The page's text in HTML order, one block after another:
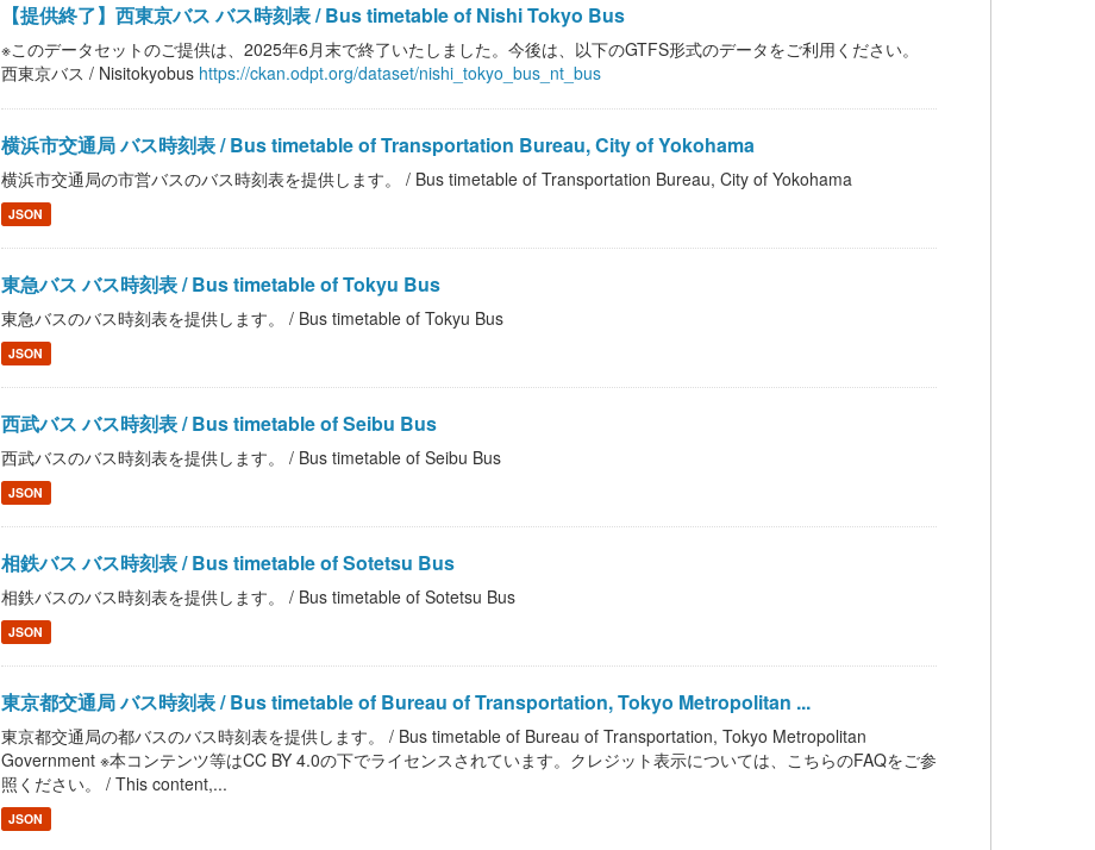
【提供終了】西東京バス バス時刻表 / Bus timetable of Nishi Tokyo Bus
※このデータセットのご提供は、2025年6月末で終了いたしました。今後は、以下のGTFS形式のデータをご利用ください。
西東京バス / Nisitokyobus https://ckan.odpt.org/dataset/nishi_tokyo_bus_nt_bus
横浜市交通局 バス時刻表 / Bus timetable of Transportation Bureau, City of Yokohama
横浜市交通局の市営バスのバス時刻表を提供します。 / Bus timetable of Transportation Bureau, City of Yokohama
JSON
東急バス バス時刻表 / Bus timetable of Tokyu Bus
東急バスのバス時刻表を提供します。 / Bus timetable of Tokyu Bus
JSON
西武バス バス時刻表 / Bus timetable of Seibu Bus
西武バスのバス時刻表を提供します。 / Bus timetable of Seibu Bus
JSON
相鉄バス バス時刻表 / Bus timetable of Sotetsu Bus
相鉄バスのバス時刻表を提供します。 / Bus timetable of Sotetsu Bus
JSON
東京都交通局 バス時刻表 / Bus timetable of Bureau of Transportation, Tokyo Metropolitan ...
東京都交通局の都バスのバス時刻表を提供します。 / Bus timetable of Bureau of Transportation, Tokyo Metropolitan
Government ※本コンテンツ等はCC BY 4.0の下でライセンスされています。クレジット表示については、こちらのFAQをご参
照ください。 / This content,...
JSON